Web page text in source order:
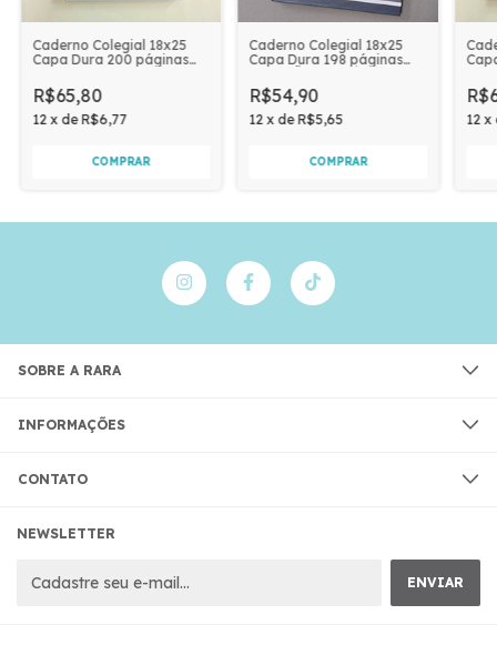
Caderno Colegial 18x25
Capa Dura 200 páginas
BORBOLETAS E LAVANDAS
R$65,80
12 x deR$6,77
Caderno Colegial 18x25
Capa Dura 198 páginas
TUA GRAÇA ME BASTA
R$54,90
12 xdeR$5,65
DE
12 x
SOBRE A RARA
INFORMAÇÕES
CONTATO
NEWSLETTER